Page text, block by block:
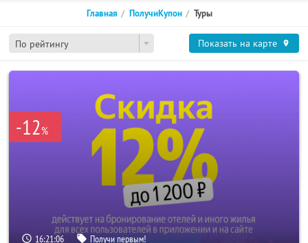
По рейтингу
Главная ПолучиКупон Туры
Показать на карте
-12%
16:21:06 Получи первым!